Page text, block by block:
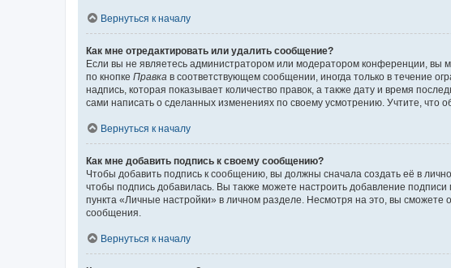
Вернуться к началу
Как мне отредактировать или удалить сообщение?
Если вы не являетесь администратором или модератором конференции, вы
по кнопке Правка в соответствующем сообщении, иногда только в течение
надпись, которая показывает количество правок, а также дату и время
сами написать о сделанных изменениях по своему усмотрению. Учтите, что
Вернуться к началу
Как мне добавить подпись к своему сообщению?
Чтобы добавить подпись к сообщению, вы должны сначала создать её в
чтобы подпись добавилась. Вы также можете настроить добавление
пункта «Личные настройки» в личном разделе. Несмотря на это, вы
сообщения.
Вернуться к началу